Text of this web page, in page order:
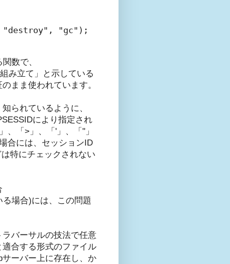
"destroy", "gc");
数で、
み立て」と示している
まま使われています。
られているように、
により指定され
、「>」、「'」、「"」
合には、セッションID
特にチェックされない
場合)には、この問題
バーサルの技法で任意
合する形式のファイル
ーバー上に存在し、か